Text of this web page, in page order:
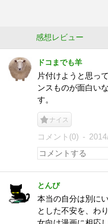
感想レビュー
ドコまでも羊
片付けようと思っ
ンスものが面白い
す。
ナイス
コメント(0)
とんび
本当の自分は別に
とした不安を、わ